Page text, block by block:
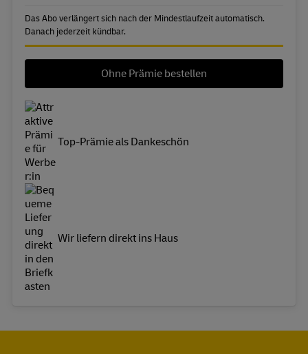
Das Abo verlängert sich nach der Mindestlaufzeit automatisch.
Danach jederzeit kündbar.
Ohne Prämie bestellen
Top-Prämie als Dankeschön
Wir liefern direkt ins Haus